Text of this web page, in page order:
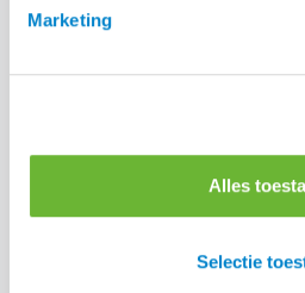
Marketing
Alles
Selectie